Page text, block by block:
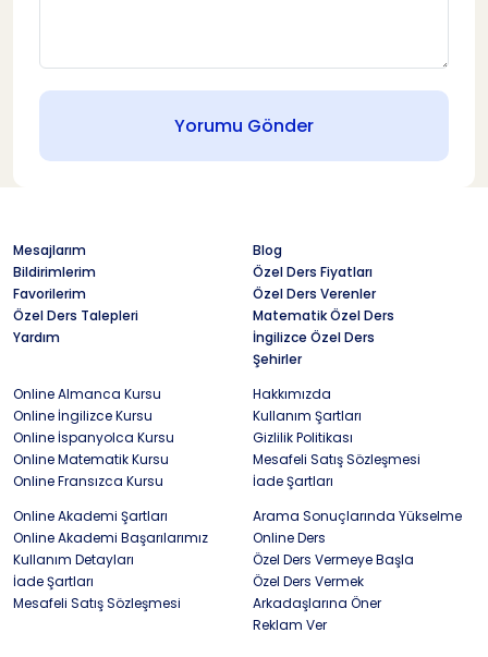
Yorumu Gönder
Mesajlarım
Bildirimlerim
Favorilerim
Özel Ders Talepleri
Yardım
Blog
Özel Ders Fiyatları
Özel Ders Verenler
Matematik Özel Ders
İngilizce Özel Ders
Şehirler
Online Almanca Kursu
Online İngilizce Kursu
Online İspanyolca Kursu
Online Matematik Kursu
Online Fransızca Kursu
Hakkımızda
Kullanım Şartları
Gizlilik Politikası
Mesafeli Satış Sözleşmesi
İade Şartları
Online Akademi Şartları
Online Akademi Başarılarımız
Kullanım Detayları
İade Şartları
Mesafeli Satış Sözleşmesi
Arama Sonuçlarında Yükselme
Online Ders
Özel Ders Vermeye Başla
Özel Ders Vermek
Arkadaşlarına Öner
Reklam Ver